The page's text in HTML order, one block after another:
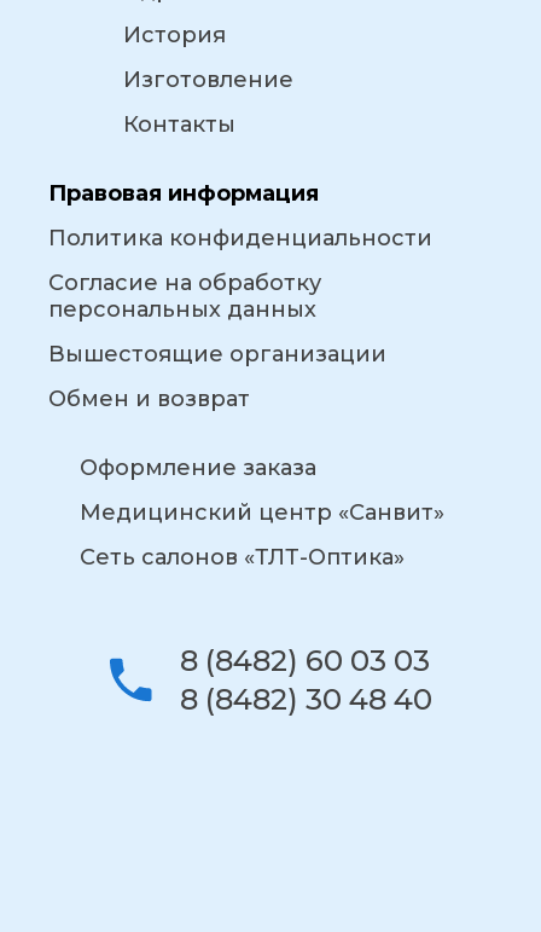
История
Изготовление
Контакты
Правовая информация
Политика конфиденциальности
Согласие на обработку
персональных данных
Вышестоящие организации
Обмен и возврат
Оформление заказа
Медицинский центр «Санвит»
Сеть салонов «ТЛТ-Оптика»
8 (8482) 60 03 03
8 (8482) 30 48 40